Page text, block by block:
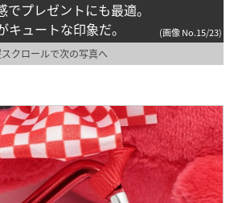
プレゼントにも最適。
ュートな印象だ。
(画像 No.15/23)
クロールで次の写真へ